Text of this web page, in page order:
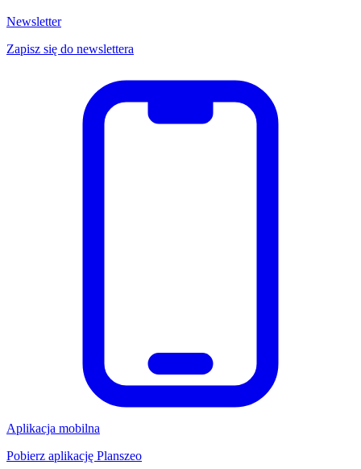
Newsletter
Zapisz się do newslettera
Aplikacja mobilna
Pobierz aplikację Planszeo